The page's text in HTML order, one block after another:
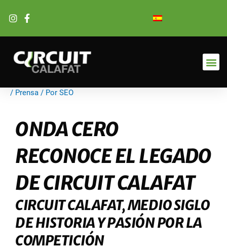
/ Prensa / Por SEO
ONDA CERO
RECONOCE EL LEGADO
DE CIRCUIT CALAFAT
CIRCUIT CALAFAT, MEDIO SIGLO
DE HISTORIA Y PASIÓN POR LA
COMPETICIÓN